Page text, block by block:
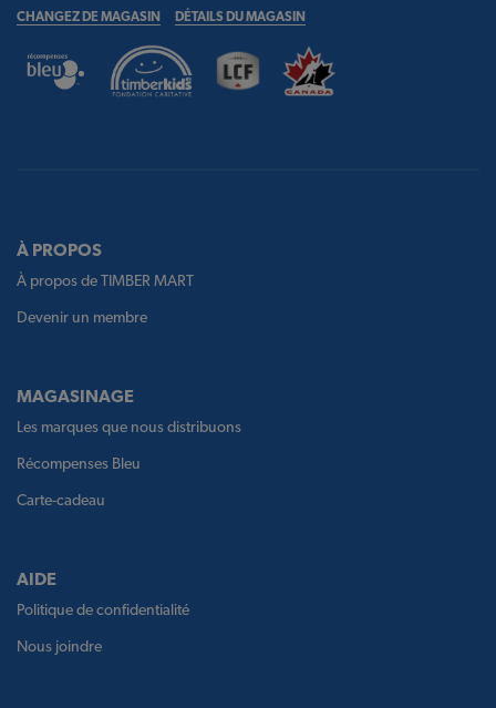
CHANGEZ DE MAGASIN DÉTAILS DU MAGASIN
À PROPOS
À propos de TIMBER MART
Devenir un membre
MAGASINAGE
Les marques que nous distribuons
Récompenses Bleu
Carte-cadeau
AIDE
Politique de confidentialité
Nous joindre